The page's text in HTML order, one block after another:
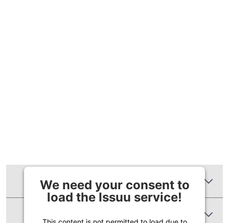
We need your consent to
load the Issuu service!
Zusätzliche Informationen